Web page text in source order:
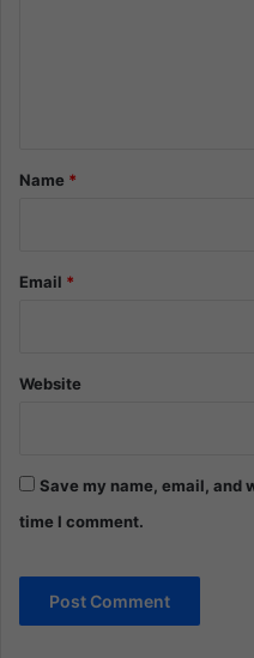
*Name *
Email *
Website
Save my name, email, and
time I comment.